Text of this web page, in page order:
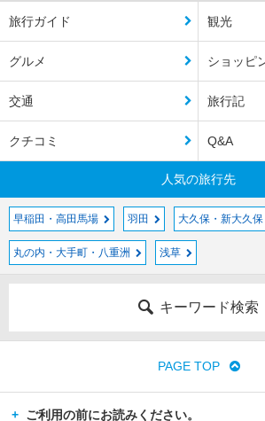
旅行ガイド 観光
グルメ ショッピ
交通 旅行記
クチコミ Q&A
人気の旅行先
早稲田・高田馬場 羽田 大久保・新大久保
丸の内・大手町・八重洲 浅草
キーワード検索
PAGE TOP
ご利用の前にお読みください。